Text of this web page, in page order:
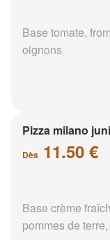
Base tomate,
oignons
Pizza milano
Dès 11.50 €
Base crème
pommes de